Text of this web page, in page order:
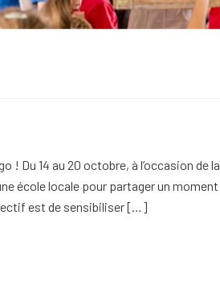
! Du 14 au 20 octobre, à l’occasion de la
école locale pour partager un moment
est de sensibiliser […]